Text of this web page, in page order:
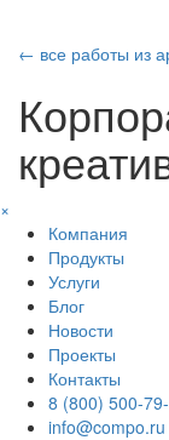
← все работы из
×
Компания
Продукты
Услуги
Блог
Новости
Проекты
Контакты
8 (800) 500-
info@compo.ru